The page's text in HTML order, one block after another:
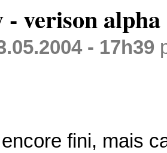
verison alpha
- 17h39
fini, mais